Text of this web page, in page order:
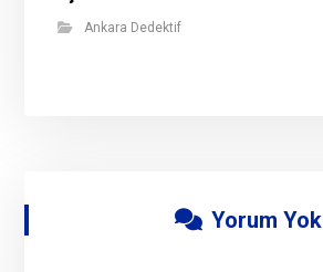
Ankara Dedektif
Yorum Yok